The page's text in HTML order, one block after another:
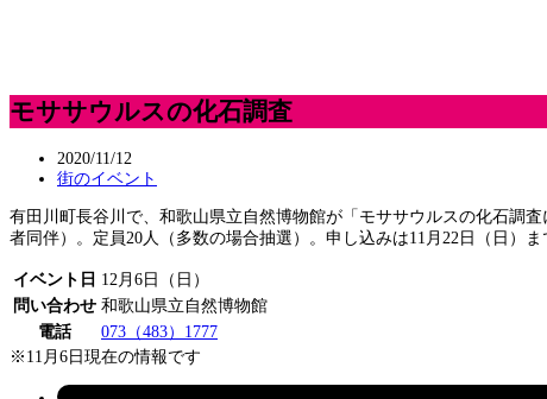
モササウルスの化石調査
2020/11/12
街のイベント
有田川町長谷川で、和歌山県立自然博物館が「モササウルスの化石調
者同伴）。定員20人（多数の場合抽選）。申し込みは11月22日（日）ま
イベント日 12月6日（日）
問い合わせ 和歌山県立自然博物館
電話
073（483）1777
※11月6日現在の情報です